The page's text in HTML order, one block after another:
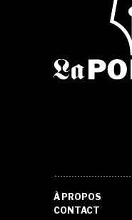
À PROPOS
CONTACT